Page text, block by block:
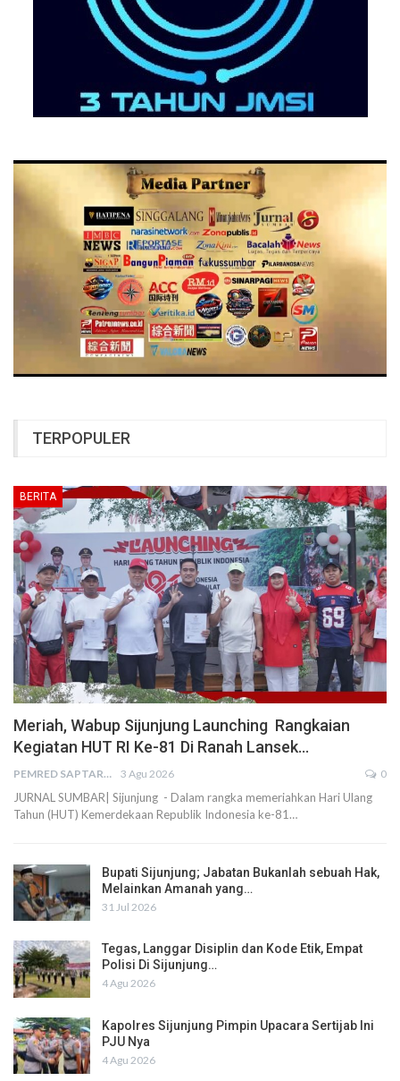
TERPOPULER
BERITA
Meriah, Wabup Sijunjung Launching Rangkaian
Kegiatan HUT RI Ke-81 Di Ranah Lansek…
PEMRED SAPTARIUS 3 Agu 2026 0
JURNAL SUMBAR| Sijunjung - Dalam rangka memeriahkan Hari Ulang
Tahun (HUT) Kemerdekaan Republik Indonesia ke-81…
Bupati Sijunjung; Jabatan Bukanlah sebuah Hak,
Melainkan Amanah yang…
31 Jul 2026
Tegas, Langgar Disiplin dan Kode Etik, Empat
Polisi Di Sijunjung…
4 Agu 2026
Kapolres Sijunjung Pimpin Upacara Sertijab Ini
PJU Nya
4 Agu 2026